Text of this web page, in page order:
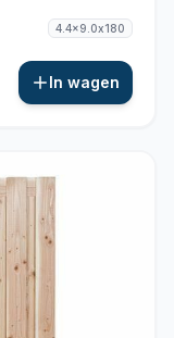
4.4x9.0x180
In wagen